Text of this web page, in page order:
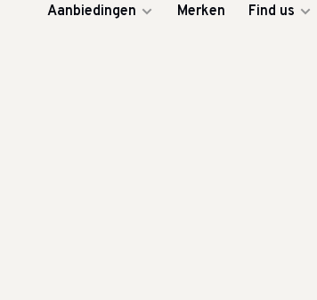
Aanbiedingen
Merken Find us